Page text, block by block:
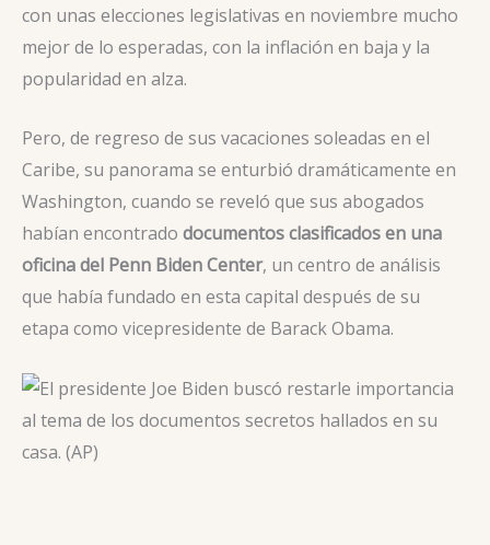
con unas elecciones legislativas en noviembre mucho
mejor de lo esperadas, con la inflación en baja y la
popularidad en alza.
Pero, de regreso de sus vacaciones soleadas en el
Caribe, su panorama se enturbió dramáticamente en
Washington, cuando se reveló que sus abogados
habían encontrado documentos clasificados en una
oficina del Penn Biden Center, un centro de análisis
que había fundado en esta capital después de su
etapa como vicepresidente de Barack Obama.